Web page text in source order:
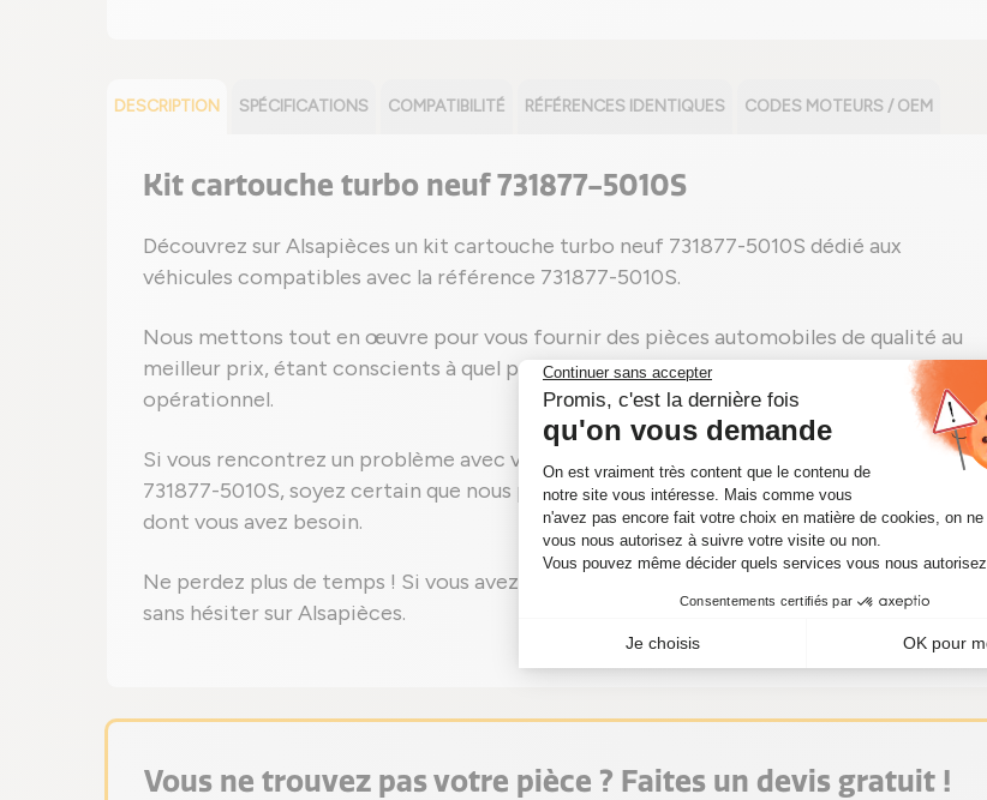
DESCRIPTION SPÉCIFICATIONS COMPATIBILITÉ RÉFÉRENCES IDENTIQUES CODES MOTEURS / OEM
Kit cartouche turbo neuf 731877-5010S
Découvrez sur Alsapièces un kit cartouche turbo neuf 731877-5010S dédié aux
véhicules compatibles avec la référence 731877-5010S.
Nous mettons tout en œuvre pour vous fournir des pièces automobiles de qualité au
meilleur prix, étant conscients à quel point il est important d'avoir un véhicule toujours
opérationnel.
Si vous rencontrez un problème avec votre turbocompresseur portant la référence
731877-5010S, soyez certain que nous pouvons vous fournir rapidement le kit turbo
dont vous avez besoin.
Ne perdez plus de temps ! Si vous avez besoin d'un kit turbo 731877-5010S, achetez-le
sans hésiter sur Alsapièces.
Vous ne trouvez pas votre pièce ? Faites un devis gratuit !